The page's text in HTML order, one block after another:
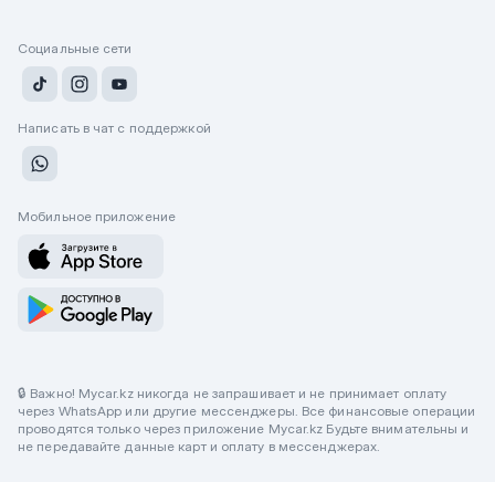
Социальные сети
Написать в чат с поддержкой
Мобильное приложение
🔒 Важно! Mycar.kz никогда не запрашивает и не принимает оплату
через WhatsApp или другие мессенджеры. Все финансовые операции
проводятся только через приложение Mycar.kz Будьте внимательны и
не передавайте данные карт и оплату в мессенджерах.